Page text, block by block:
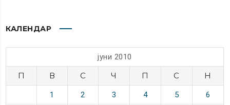
КАЛЕНДАР
јуни 2010
П В С Ч П С Н
1 2 3 4 5 6